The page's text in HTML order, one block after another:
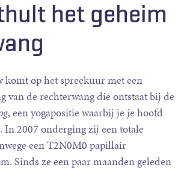
het geheim
komt op het spreekuur met een
van de rechterwang die ontstaat bij de
, een yogapositie waarbij je je hoofd
2007 onderging zij een totale
een T2N0M0 papillair
Sinds ze een paar maanden geleden